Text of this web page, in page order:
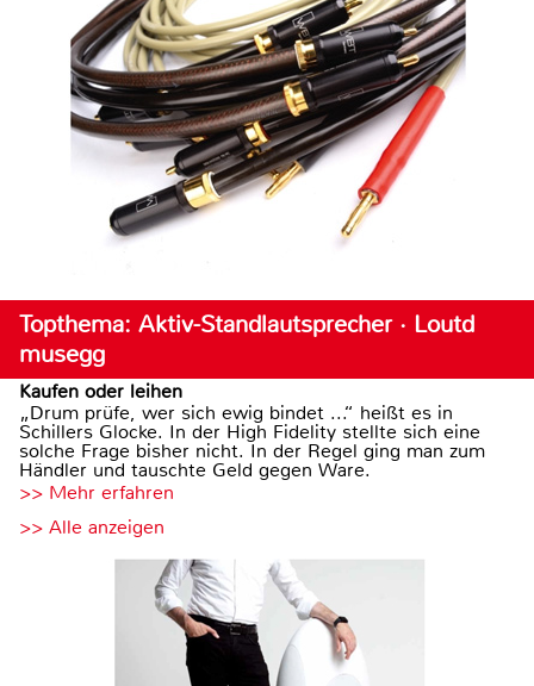
Topthema: Aktiv-Standlautsprecher · Loutd
musegg
Kaufen oder leihen
„Drum prüfe, wer sich ewig bindet ...“ heißt es in
Schillers Glocke. In der High Fidelity stellte sich eine
solche Frage bisher nicht. In der Regel ging man zum
Händler und tauschte Geld gegen Ware.
>> Mehr erfahren
>> Alle anzeigen